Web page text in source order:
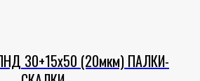
30+15х50 (20мкм) ПАЛКИ-